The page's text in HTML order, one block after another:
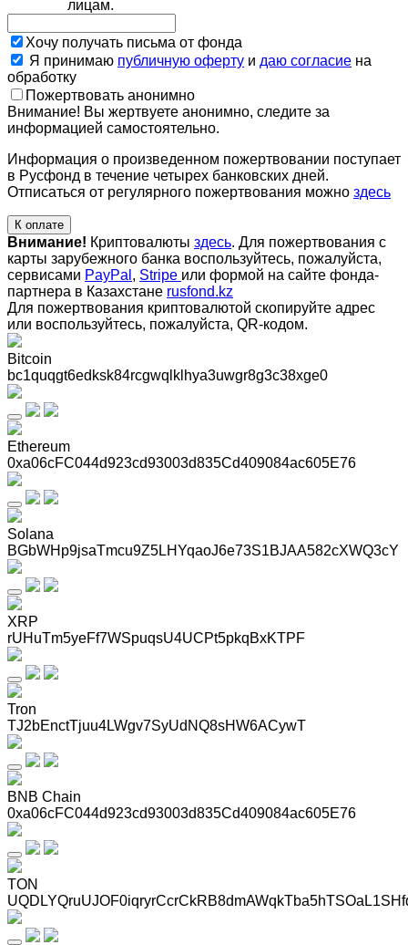
лицам.
Хочу получать письма от фонда
Я принимаю публичную оферту и даю согласие на
обработку
Пожертвовать анонимно
Внимание! Вы жертвуете анонимно, следите за
информацией самостоятельно.
Информация о произведенном пожертвовании поступает
в Русфонд в течение четырех банковских дней.
Отписаться от регулярного пожертвования можно здесь
К оплате
Внимание! Криптовалюты здесь. Для пожертвования с
карты зарубежного банка воспользуйтесь, пожалуйста,
сервисами PayPal , Stripe или формой на сайте фонда-
партнера в Казахстане rusfond.kz
Для пожертвования криптовалютой скопируйте адрес
или воспользуйтесь, пожалуйста, QR-кодом.
Bitcoin
bc1quqgt6edksk84rcgwqlklhya3uwgr8g3c38xge0
Ethereum
0xa06cFC044d923cd93003d835Cd409084ac605E76
Solana
BGbWHp9jsaTmcu9Z5LHYqaoJ6e73S1BJAA582cXWQ3cY
XRP
rUHuTm5yeFf7WSpuqsU4UCPt5pkqBxKTPF
Tron
TJ2bEnctTjuu4LWgv7SyUdNQ8sHW6ACywT
BNB Chain
0xa06cFC044d923cd93003d835Cd409084ac605E76
TON